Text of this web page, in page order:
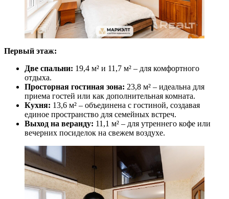
Первый этаж:
Две спальни: 19,4 м² и 11,7 м² – для комфортного
отдыха.
Просторная гостиная зона: 23,8 м² – идеальна для
приема гостей или как дополнительная комната.
Кухня: 13,6 м² – объединена с гостиной, создавая
единое пространство для семейных встреч.
Выход на веранду: 11,1 м² – для утреннего кофе или
вечерних посиделок на свежем воздухе.